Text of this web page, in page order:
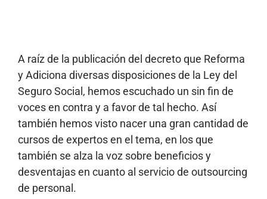
A raíz de la publicación del decreto que Reforma
y Adiciona diversas disposiciones de la Ley del
Seguro Social, hemos escuchado un sin fin de
voces en contra y a favor de tal hecho. Así
también hemos visto nacer una gran cantidad de
cursos de expertos en el tema, en los que
también se alza la voz sobre beneficios y
desventajas en cuanto al servicio de outsourcing
de personal.